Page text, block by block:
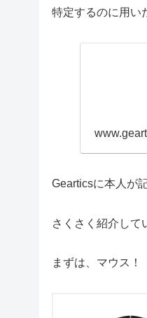
特定するのに用い
Gearticsに本人が
さくさく紹介して
まずは、マウス！